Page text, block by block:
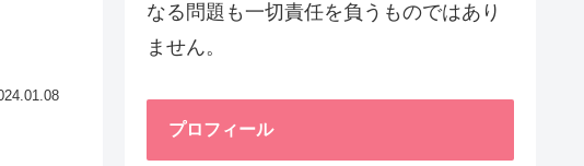
なる問題も一切責任を負うものではあり
ません。
プロフィール